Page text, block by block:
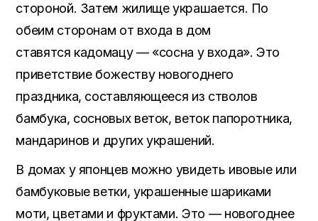
стороной. Затем жилище украшается. По
обеим сторонам от входа в дом
ставятся кадомацу — «сосна у входа». Это
приветствие божеству новогоднего
праздника, составляющееся из стволов
бамбука, сосновых веток, веток папоротника,
мандаринов и других украшений.
В домах у японцев можно увидеть ивовые или
бамбуковые ветки, украшенные шариками
моти, цветами и фруктами. Это — новогоднее